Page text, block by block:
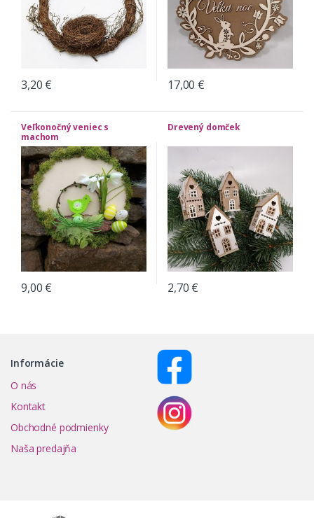
3,20 € 17,00 €
Veľkonočný veniec s
machom
9,00 €
Drevený domček
2,70 €
Informácie
O nás
Kontakt
Obchodné podmienky
Naša predajňa